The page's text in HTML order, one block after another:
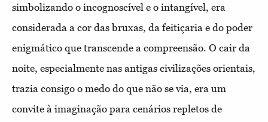
simbolizando o incognoscível e o intangível, era
considerada a cor das bruxas, da feitiçaria e do poder
enigmático que transcende a compreensão. O cair da
noite, especialmente nas antigas civilizações orientais,
trazia consigo o medo do que não se via, era um
convite à imaginação para cenários repletos de